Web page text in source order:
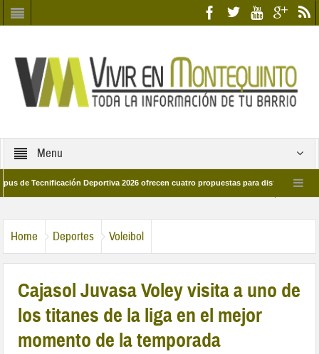
Menu
Tecnificación Deportiva 2026 ofrecen cuatro propuestas para disfrutar del deporte
Home Deportes Voleibol
Cajasol Juvasa Voley visita a uno de
los titanes de la liga en el mejor
momento de la temporada